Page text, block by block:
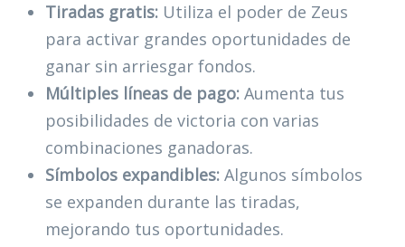
Tiradas gratis: Utiliza el poder de Zeus
para activar grandes oportunidades de
ganar sin arriesgar fondos.
Múltiples líneas de pago: Aumenta tus
posibilidades de victoria con varias
combinaciones ganadoras.
Símbolos expandibles: Algunos símbolos
se expanden durante las tiradas,
mejorando tus oportunidades.